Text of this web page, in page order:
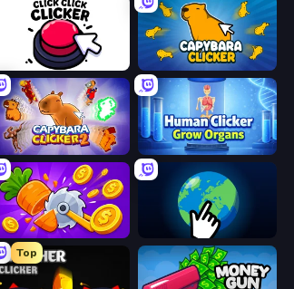
Click Click Clicker Capybara Clicker
Capybara Clicker 2 Human Clicker: Grow Organs
Farm Ring Idle Planet Clicker 2
Top